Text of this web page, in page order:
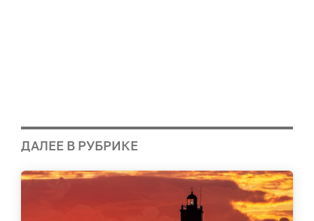
ДАЛЕЕ В РУБРИКЕ